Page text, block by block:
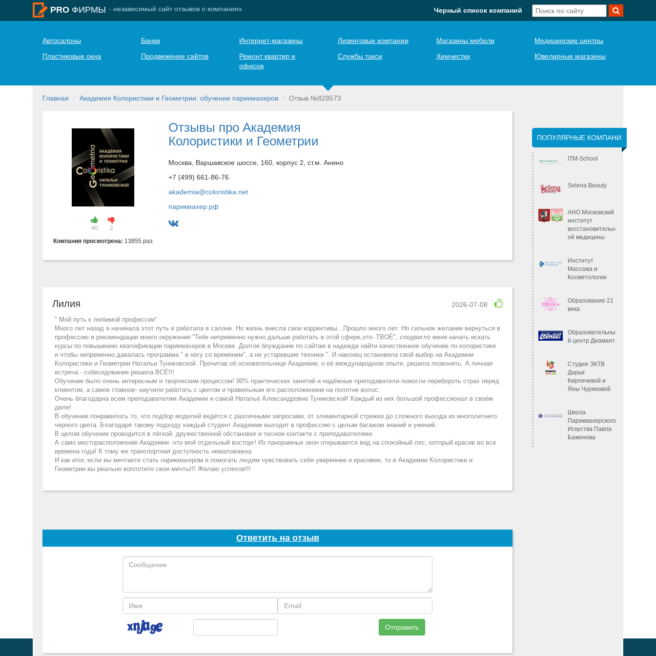
PRO ФИРМЫ - независимый сайт отзывов о компаниях Черный список компаний
Автосалоны Банки Интернет-магазины Лизинговые компании Магазины мебели
Медицинские центры
Пластиковые окна
Продвижение сайтов
Ремонт квартир и
офисов
Службы такси Химчистки Ювелирные магазины
Главная Академия Колористики и Геометрии: обучение парикмахеров Отзыв №828573
40
2
Компания просмотрена: 13855 раз
Отзывы про Академия
Колористики и Геометрии
Москва, Варшавское шоссе, 160, корпус 2, ст.м. Анино
+7 (499) 661-86-76
akademia@coloristika.net
парикмахер.рф
Лилия 2026-07-08
" Мой путь к любимой профессии"
Много лет назад я начинала этот путь и работала в салоне. Но жизнь внесла свои коррективы...Прошло много лет. Но сильное желание вернуться в
профессию и рекомендации моего окружения:"Тебе непременно нужно дальше работать в этой сфере,это- ТВОЁ", сподвигло меня начать искать
курсы по повышению квалификации парикмахеров в Москве. Долгое блуждание по сайтам в надежде найти качественное обучение по колористике
и чтобы непременно давалась программа " в ногу со временем", а не устаревшие техники ". И наконец остановила свой выбор на Академии
Колористики и Геометрии Натальи Туниковской. Прочитав об основательнице Академии, о её международном опыте, решила позвонить. А личная
встреча - собеседование решила ВСЁ!!!
Обучение было очень интересным и творческим процессом! 90% практических занятий и надёжные преподаватели помогли перебороть страх перед
клиентом, а самое главное- научили работать с цветом и правильным его расположением на полотне волос.
Очень благодарна всем преподавателям Академии и самой Наталье Александровне Туниковской! Каждый из них большой профессионал в своём
деле!
В обучении понравилось то, что подбор моделей ведётся с различными запросами, от элементарной стрижки до сложного выхода из многолетнего
черного цвета. Благодаря такому подходу каждый студент Академии выходит в профессию с целым багажом знаний и умений.
В целом обучение проводится в лёгкой, дружественной обстановке и тесном контакте с преподавателями.
А само месторасположение Академии -это мой отдельный восторг! Из панорамных окон открывается вид на спокойный лес, который красив во все
времена года! К тому же транспортная доступность немаловажна.
И как итог, если вы мечтаете стать парикмахером и помогать людям чувствовать себя увереннее и красивее, то в Академии Колористики и
Геометрии вы реально воплотите свои мечты!!! Желаю успехов!!!
Ответить на отзыв
Отправить
ПОПУЛЯРНЫЕ КОМПАНИ
ITM-School
Selena Beauty
АНО Московский
институт
восстановительн
ой медицины
Институт
Массажа и
Косметологии
Образование 21
века
Образовательны
й центр Диамант
Студия ЭКТВ
Дарьи
Кирпичевой и
Яны Чуриковой
Школа
Парикмахерского
Искуства Павла
Баженова